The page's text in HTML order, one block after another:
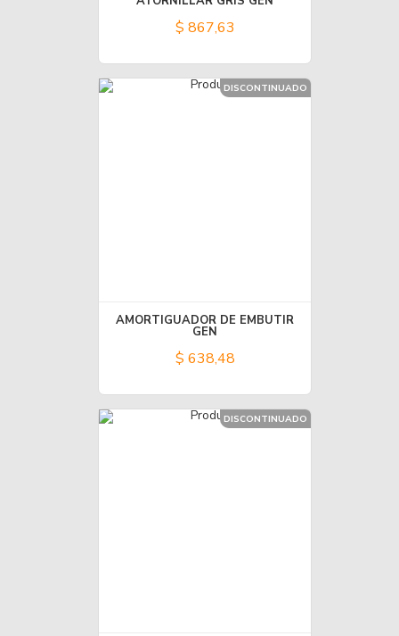
$ 867,63
DISCONTINUADO
AMORTIGUADOR DE EMBUTIR
GEN
$ 638,48
DISCONTINUADO